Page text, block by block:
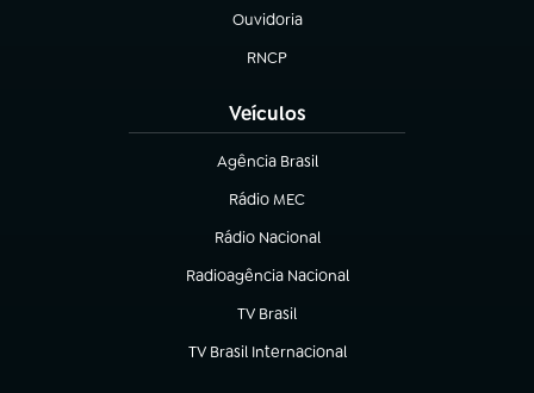
Ouvidoria
(abre em nova aba)
RNCP
(abre em nova aba)
Veículos
Agência Brasil
(abre em nova aba)
Rádio MEC
(abre em nova aba)
Rádio Nacional
Radioagência Nacional
(abre em nova aba)
TV Brasil
(abre em nova aba)
TV Brasil Internacional
(abre em nova aba)